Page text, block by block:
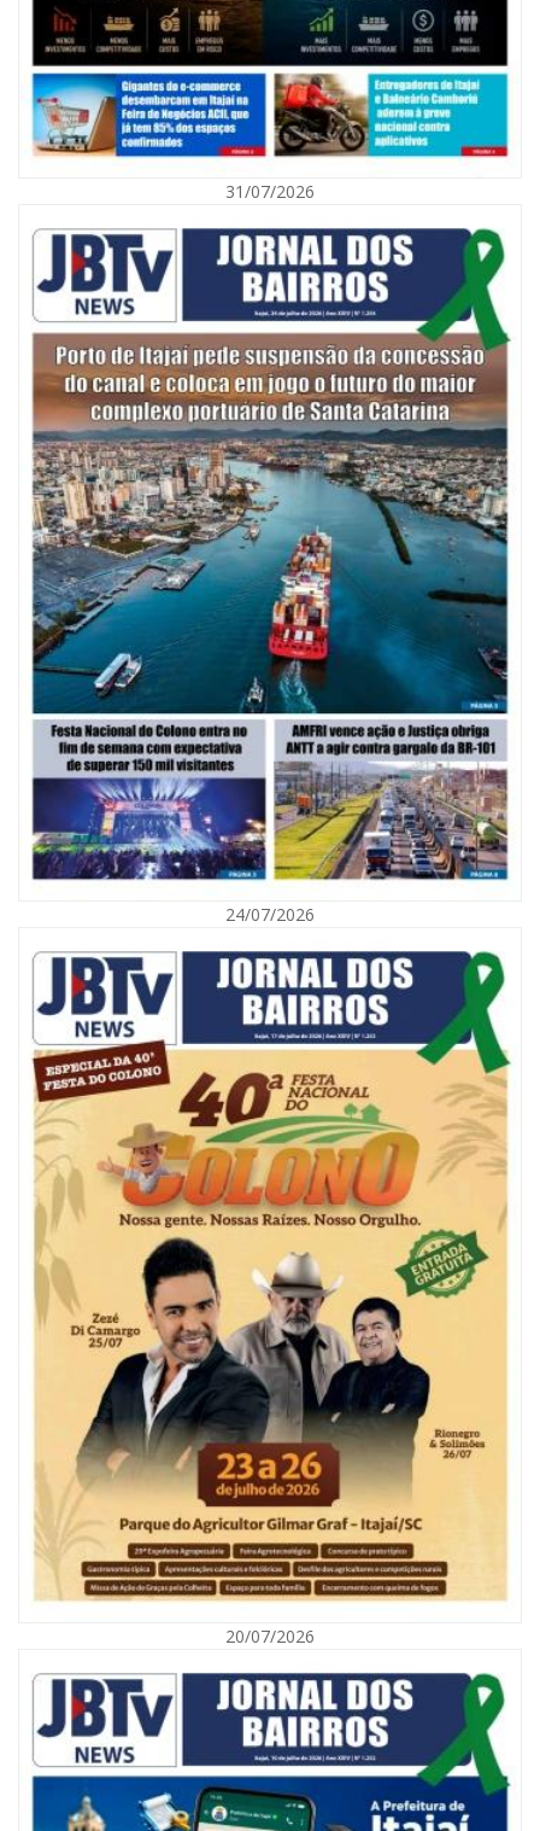
Defesa Civil de Itajaí alerta para chuva, ventos fortes e queda de
temperatura
ITAJAÍ
06/08/2026 | 10:02
Audiência pública debate Programa Municipal de Habitação de Interesse
Social em Itajaí
06/08/2026 | 10:04
Ação oferece testes rápidos para HIV, sífilis e hepatites nesta quinta (6) e
sexta-feira (7)
GERAL
31/07/2026
24/07/2026
20/07/2026